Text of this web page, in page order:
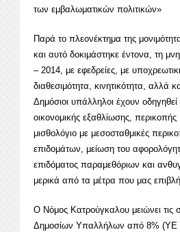
των εμβαλωματικών πολιτικών»
Παρά το πλεονέκτημα της
και αυτό δοκιμάστηκε έντονα, τη
– 2014, με εφεδρείες, με
διαθεσιμότητα, κινητικότητα, αλλά
Δημόσιοι υπάλληλοι έχουν
οικονομικής εξαθλίωσης,
μισθολόγιο με μεσοσταθμικές
επιδομάτων, μείωση του
επιδόματος παραμεθόριων και
μερικά από τα μέτρα που μας
Ο Νόμος Κατρούγκαλου μειώνει τις
Δημοσίων Υπαλλήλων από 8% (ΥΕ